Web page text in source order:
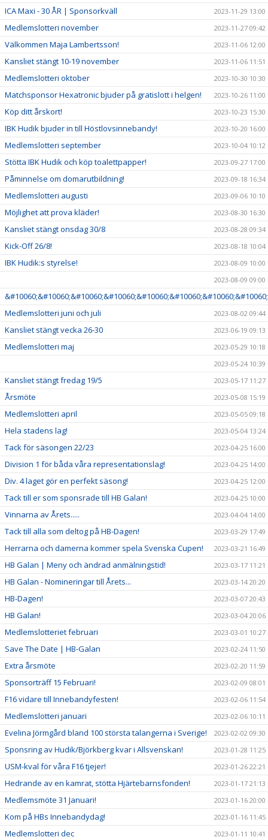
ICA Maxi - 30 ÅR | Sponsorkväll 2023-11-29 13:00
Medlemslotteri november 2023-11-27 09:42
Välkommen Maja Lambertsson! 2023-11-06 12:00
Kansliet stängt 10-19 november 2023-11-06 11:51
Medlemslotteri oktober 2023-10-30 10:30
Matchsponsor Hexatronic bjuder på gratislott i helgen! 2023-10-26 11:00
Köp ditt årskort! 2023-10-23 15:30
IBK Hudik bjuder in till Höstlovsinnebandy! 2023-10-20 16:00
Medlemslotteri september 2023-10-04 10:12
Stötta IBK Hudik och köp toalettpapper! 2023-09-27 17:00
Påminnelse om domarutbildning! 2023-09-18 16:34
Medlemslotteri augusti 2023-09-06 10:10
Möjlighet att prova kläder! 2023-08-30 16:30
Kansliet stängt onsdag 30/8 2023-08-28 09:34
Kick-Off 26/8! 2023-08-18 10:04
IBK Hudik:s styrelse!
2023-08-09 10:00
2023-08-09 09:00
Medlemslotteri juni och juli
2023-08-02 09:44
Kansliet stängt vecka 26-30 2023-06-19 09:13
Medlemslotteri maj
2023-05-29 10:18
2023-05-24 10:39
Kansliet stängt fredag 19/5 2023-05-17 11:27
Årsmöte 2023-05-08 15:19
Medlemslotteri april 2023-05-05 09:18
Hela stadens lag! 2023-05-04 13:24
Tack för säsongen 22/23 2023-04-25 16:00
Division 1 för båda våra representationslag! 2023-04-25 14:00
Div. 4 laget gör en perfekt säsong! 2023-04-25 12:00
Tack till er som sponsrade till HB Galan! 2023-04-25 10:00
Vinnarna av Årets..... 2023-04-04 14:00
Tack till alla som deltog på HB-Dagen! 2023-03-29 17:49
Herrarna och damerna kommer spela Svenska Cupen! 2023-03-21 16:49
HB Galan | Meny och ändrad anmälningstid! 2023-03-17 11:21
HB Galan - Nomineringar till Årets... 2023-03-14 20:20
HB-Dagen! 2023-03-07 20:43
HB Galan! 2023-03-04 20:06
Medlemslotteriet februari 2023-03-01 10:27
Save The Date | HB-Galan 2023-02-24 11:50
Extra årsmöte 2023-02-20 11:59
Sponsorträff 15 Februari! 2023-02-09 08:01
F16 vidare till Innebandyfesten! 2023-02-06 11:54
Medlemslotteri januari 2023-02-06 10:11
Evelina Jörmgård bland 100 största talangerna i Sverige! 2023-02-02 09:30
Sponsring av Hudik/Björkberg kvar i Allsvenskan! 2023-01-28 11:25
USM-kval för våra F16 tjejer! 2023-01-26 22:21
Hedrande av en kamrat, stötta Hjärtebarnsfonden! 2023-01-17 21:13
Medlemsmöte 31 Januari! 2023-01-16 20:00
Kom på HBs Innebandydag! 2023-01-16 11:45
Medlemslotteri dec 2023-01-11 10:41